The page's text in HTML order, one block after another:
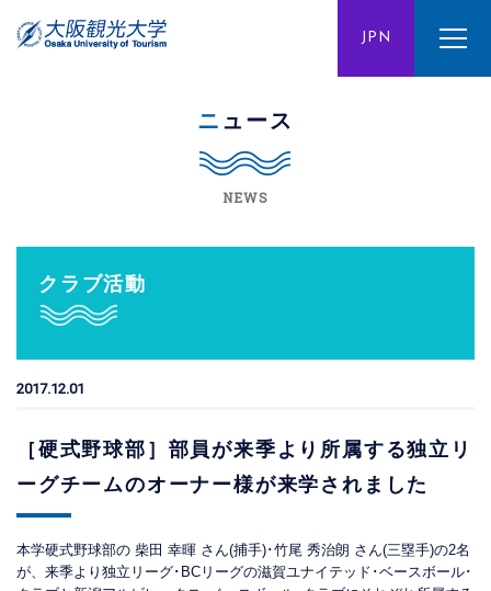
JPN
ENG CHN
ニュース
NEWS
クラブ活動
2017.12.01
［硬式野球部］部員が来季より所属する独立リ
ーグチームのオーナー様が来学されました
本学硬式野球部の 柴田 幸暉 さん(捕手)･竹尾 秀治朗 さん(三塁手)の2名
が、来季より独立リーグ･BCリーグの滋賀ユナイテッド･ベースボール･